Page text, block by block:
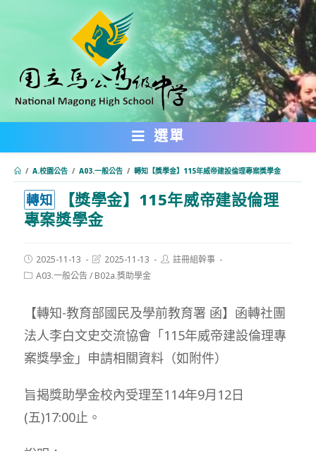
內
選單
/ A.校園公告 / A03.一般公告 / 轉知【獎學金】115年威帝建設倫理專案獎學金
轉知
【獎學金】115年威帝建設倫理
專案獎學金
Post
published:
2025-11-13
Post
modified:
2025-11-13
Post註冊組幹事
PostA03.一般公告/ B02a.獎助學金
【轉知-教育部國民及學前教育署 函】函轉社團
法人李白文史交流協會「115年威帝建設倫理專
案獎學金」申請相關資料（如附件）
旨揭獎助學金校內受理至114年9月12日
(五)17:00止。